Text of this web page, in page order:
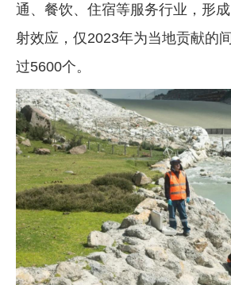
通、餐饮、住宿等服务行业，形
射效应，仅2023年为当地贡献的
过5600个。